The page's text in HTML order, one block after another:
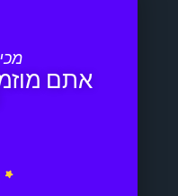
אתם